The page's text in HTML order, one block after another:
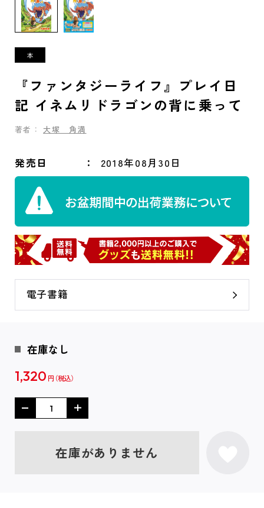
『ファンタジーライフ』プレイ日
記 イネムリドラゴンの背に乗って
著者： 大塚 角満
発売日 2018年08月30日
電子書籍
在庫なし
1,320 円
在庫がありません